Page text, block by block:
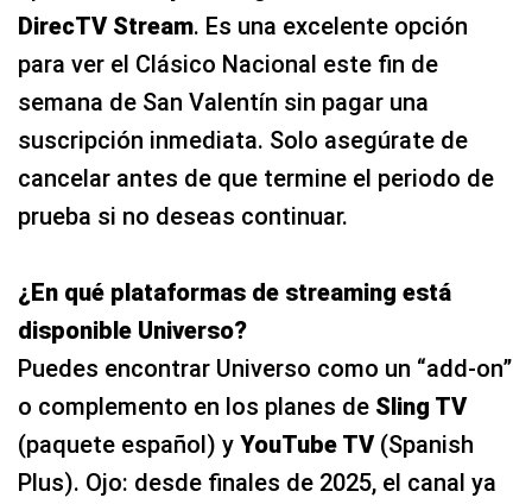
DirecTV Stream. Es una excelente opción
para ver el Clásico Nacional este fin de
semana de San Valentín sin pagar una
suscripción inmediata. Solo asegúrate de
cancelar antes de que termine el periodo de
prueba si no deseas continuar.
¿En qué plataformas de streaming está
disponible Universo?
Puedes encontrar Universo como un “add-on”
o complemento en los planes de Sling TV
(paquete español) y YouTube TV(Spanish
Plus). Ojo: desde finales de 2025, el canal ya